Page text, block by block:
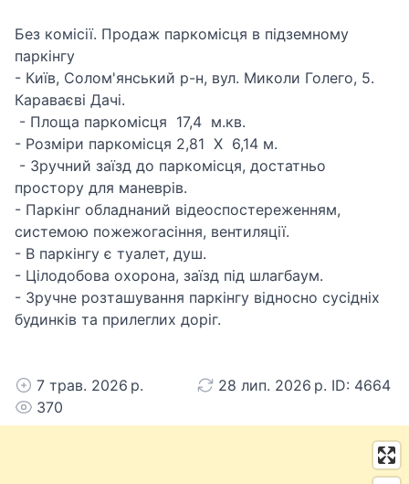
Без комісії. Продаж паркомісця в підземному
паркінгу
- Київ, Солом'янський р-н, вул. Миколи Голего, 5.
Караваєві Дачі.
- Площа паркомісця 17,4 м.кв.
- Розміри паркомісця 2,81 Х 6,14 м.
- Зручний заїзд до паркомісця, достатньо
простору для маневрів.
- Паркінг обладнаний відеоспостереженням,
системою пожежогасіння, вентиляції.
- В паркінгу є туалет, душ.
- Цілодобова охорона, заїзд під шлагбаум.
- Зручне розташування паркінгу відносно сусідніх
будинків та прилеглих доріг.
7 трав. 2026 р.
28 лип. 2026 р. ID: 4664
370